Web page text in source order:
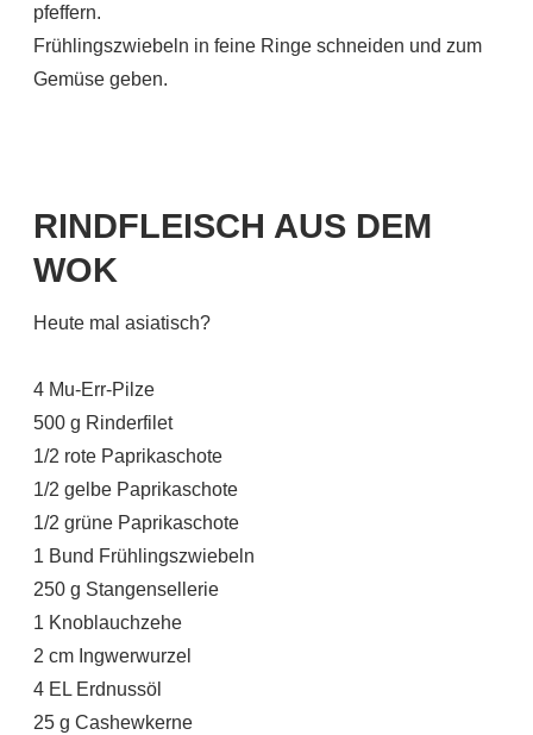
pfeffern.
Frühlingszwiebeln in feine Ringe schneiden und zum
Gemüse geben.
RINDFLEISCH AUS DEM
WOK
Heute mal asiatisch?
4 Mu-Err-Pilze
500 g Rinderfilet
1/2 rote Paprikaschote
1/2 gelbe Paprikaschote
1/2 grüne Paprikaschote
1 Bund Frühlingszwiebeln
250 g Stangensellerie
1 Knoblauchzehe
2 cm Ingwerwurzel
4 EL Erdnussöl
25 g Cashewkerne